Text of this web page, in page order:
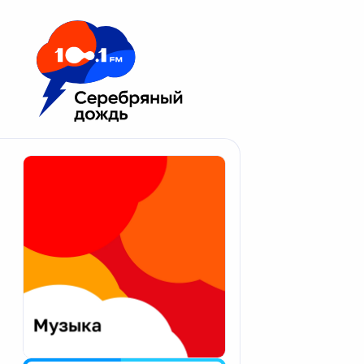
Москва 100.1 FM
Апатиты
Екатеринбург
Калининград
Калуга